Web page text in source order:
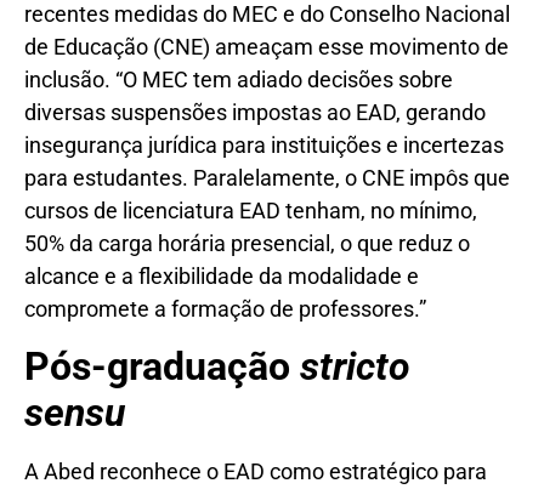
recentes medidas do MEC e do Conselho Nacional
de Educação (CNE) ameaçam esse movimento de
inclusão. “O MEC tem adiado decisões sobre
diversas suspensões impostas ao EAD, gerando
insegurança jurídica para instituições e incertezas
para estudantes. Paralelamente, o CNE impôs que
cursos de licenciatura EAD tenham, no mínimo,
50% da carga horária presencial, o que reduz o
alcance e a flexibilidade da modalidade e
compromete a formação de professores.”
Pós-graduação stricto
sensu
A Abed reconhece o EAD como estratégico para